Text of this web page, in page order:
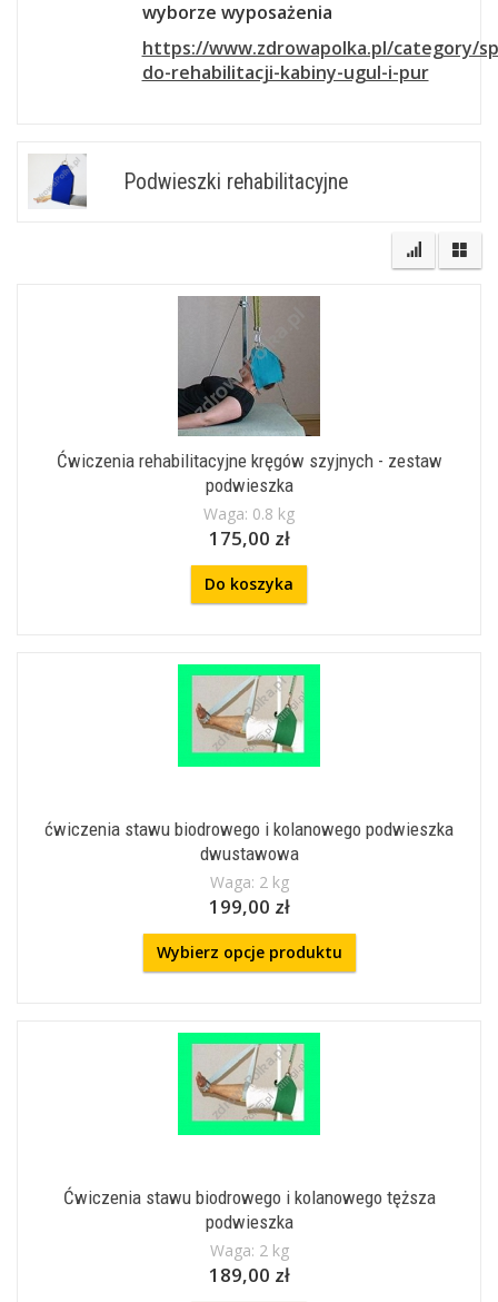
wyborze wyposażenia
https://www.zdrowapolka.pl/category/
do-rehabilitacji-kabiny-ugul-i-pur
Podwieszki rehabilitacyjne
Ćwiczenia rehabilitacyjne kręgów szyjnych - zestaw
podwieszka
Waga: 0.8 kg
175,00 zł
Do koszyka
ćwiczenia stawu biodrowego i kolanowego podwieszka
dwustawowa
Waga: 2 kg
199,00 zł
Wybierz opcje produktu
Ćwiczenia stawu biodrowego i kolanowego tęższa
podwieszka
Waga: 2 kg
189,00 zł